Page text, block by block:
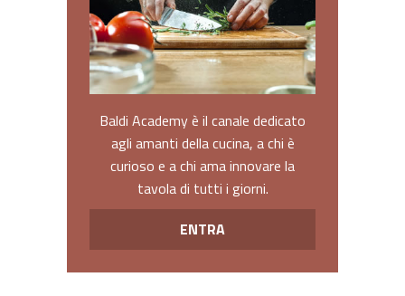
Baldi Academy è il canale dedicato
agli amanti della cucina, a chi è
curioso e a chi ama innovare la
tavola di tutti i giorni.
ENTRA